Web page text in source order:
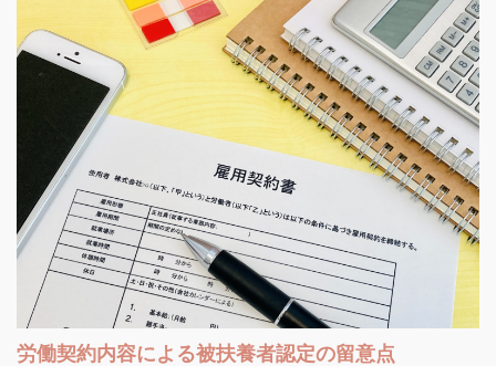
労働契約内容による被扶養者認定の留意点